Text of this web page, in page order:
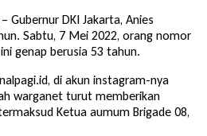
Gubernur DKI Jakarta, Anies
Sabtu, 7 Mei 2022, orang nomor
genap berusia 53 tahun.
di akun instagram-nya
warganet turut memberikan
Ketua aumum Brigade 08,